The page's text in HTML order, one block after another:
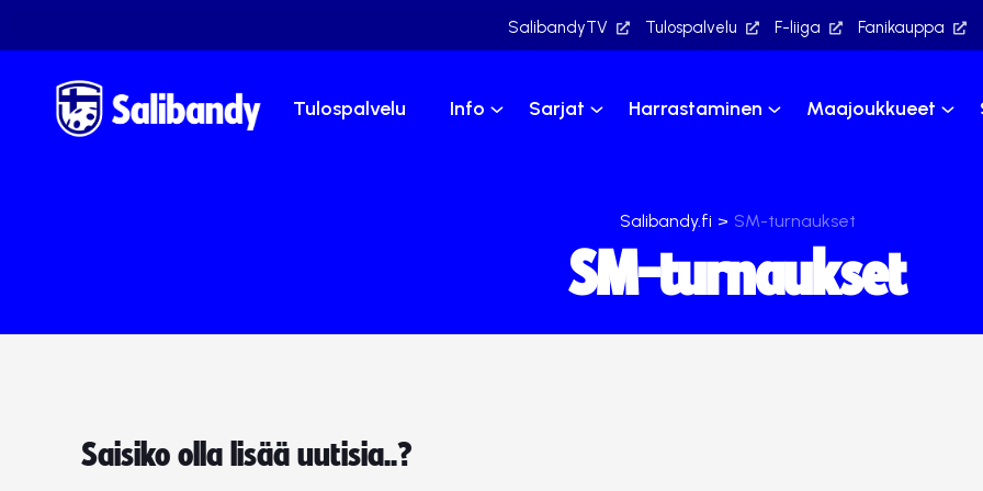
SalibandyTV Tulospalvelu F-liiga Fanikauppa
Tulospalvelu Info Sarjat Harrastaminen Maajoukkueet
Salibandy.fi > SM-turnaukset
SM-turnaukset
Saisiko olla lisää uutisia..?